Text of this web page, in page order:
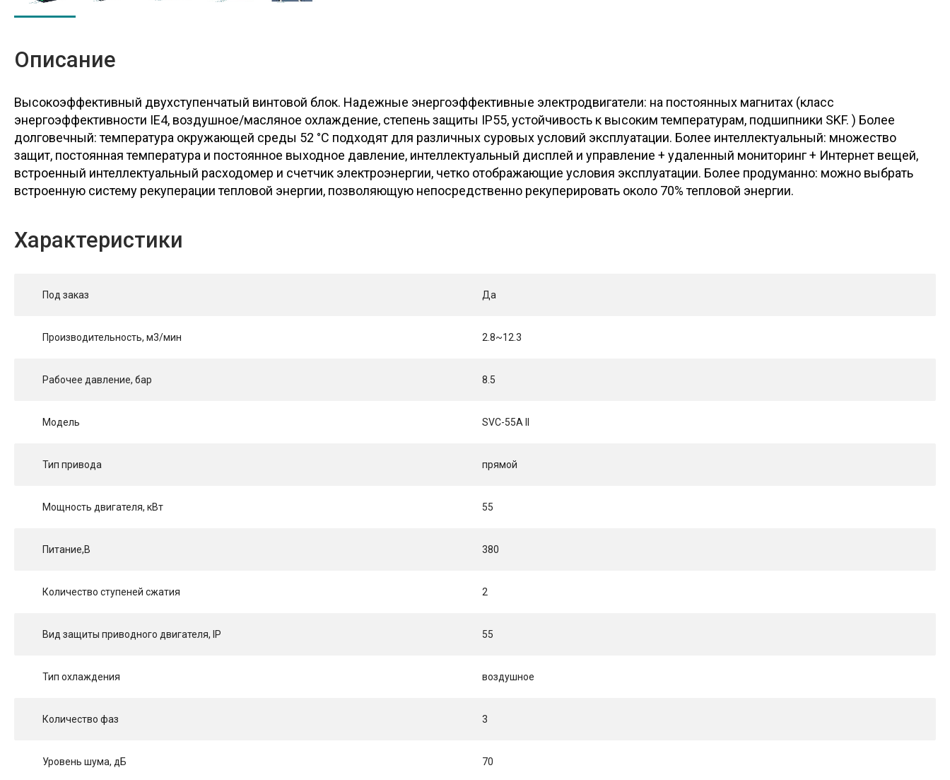
Описание
Высокоэффективный двухступенчатый винтовой блок. Надежные энергоэффективные электродвигатели: на постоянных магнитах (класс
энергоэффективности IE4, воздушное/масляное охлаждение, степень защиты IP55, устойчивость к высоким температурам, подшипники SKF. ) Более
долговечный: температура окружающей среды 52 °C подходят для различных суровых условий эксплуатации. Более интеллектуальный: множество
защит, постоянная температура и постоянное выходное давление, интеллектуальный дисплей и управление + удаленный мониторинг + Интернет вещей,
встроенный интеллектуальный расходомер и счетчик электроэнергии, четко отображающие условия эксплуатации. Более продуманно: можно выбрать
встроенную систему рекуперации тепловой энергии, позволяющую непосредственно рекуперировать около 70% тепловой энергии.
Характеристики
Под заказ Да
Производительность, м3/мин 2.8~12.3
Рабочее давление, бар 8.5
Модель SVC-55A II
Тип привода прямой
Мощность двигателя, кВт 55
Питание,В 380
Количество ступеней сжатия 2
Вид защиты приводного двигателя, IP 55
Тип охлаждения воздушное
Количество фаз 3
Уровень шума, дБ 70